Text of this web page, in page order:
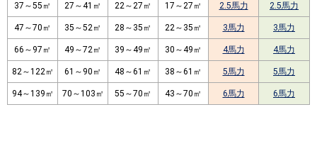
37～55㎡ 27～41㎡ 22～27㎡ 17～27㎡ 2.5馬力 2.5馬力
47～70㎡ 35～52㎡ 28～35㎡ 22～35㎡ 3馬力 3馬力
66～97㎡ 49～72㎡ 39～49㎡ 30～49㎡ 4馬力 4馬力
82～122㎡ 61～90㎡ 48～61㎡ 38～61㎡ 5馬力 5馬力
94～139㎡ 70～103㎡ 55～70㎡ 43～70㎡ 6馬力 6馬力